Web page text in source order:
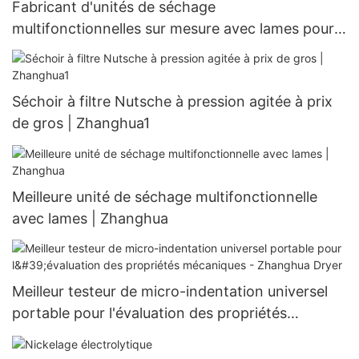
Fabricant d'unités de séchage
multifonctionnelles sur mesure avec lames pour
l'industrie agroalimentaire | Zhanghua
Séchoir à filtre Nutsche à pression agitée à prix
de gros | Zhanghua1
Meilleure unité de séchage multifonctionnelle
avec lames | Zhanghua
Meilleur testeur de micro-indentation universel
portable pour l'évaluation des propriétés
mécaniques - Zhanghua Dryer